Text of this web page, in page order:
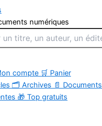
numériques
compte 🛒 Panier
🗂 Archives 📄
🎁 Top gratuits